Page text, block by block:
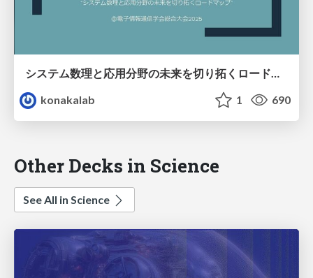
システム数理と応用分野の未来を切り拓くロードマップ・エンターテインメント(スポーツ)への応用 / Applied mathematics for sports entertainment
konakalab
1 690
Other Decks in Science
See All in Science